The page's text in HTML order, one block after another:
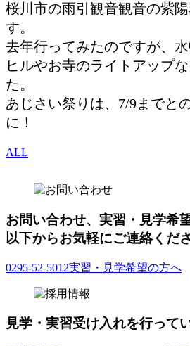
桜川市の雨引観音観音の紫
す。
去年行ってみたのですが、
ヒルやお寺のライトアップ
た。
あじさい祭りは、7/9まで
に！
ALL
お問い合わせ、実習・見学希
以下からお気軽にご連絡くださ
0295-52-5012実習・見学希望の方へ
見学・実習受け入れを行って